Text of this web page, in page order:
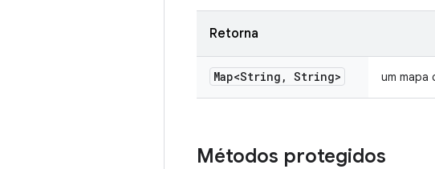
Retorna
Map<String , String> um mapa
Métodos protegidos